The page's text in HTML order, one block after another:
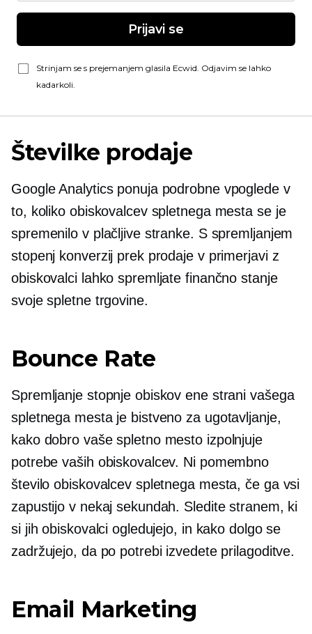
Prijavi se
Strinjam se s prejemanjem glasila Ecwid. Odjavim se lahko
kadarkoli.
Številke prodaje
Google Analytics ponuja podrobne vpoglede v
to, koliko obiskovalcev spletnega mesta se je
spremenilo v plačljive stranke. S spremljanjem
stopenj konverzij prek prodaje v primerjavi z
obiskovalci lahko spremljate finančno stanje
svoje spletne trgovine.
Bounce Rate
Spremljanje stopnje obiskov ene strani vašega
spletnega mesta je bistveno za ugotavljanje,
kako dobro vaše spletno mesto izpolnjuje
potrebe vaših obiskovalcev. Ni pomembno
število obiskovalcev spletnega mesta, če ga vsi
zapustijo v nekaj sekundah. Sledite stranem, ki
si jih obiskovalci ogledujejo, in kako dolgo se
zadržujejo, da po potrebi izvedete prilagoditve.
Email Marketing